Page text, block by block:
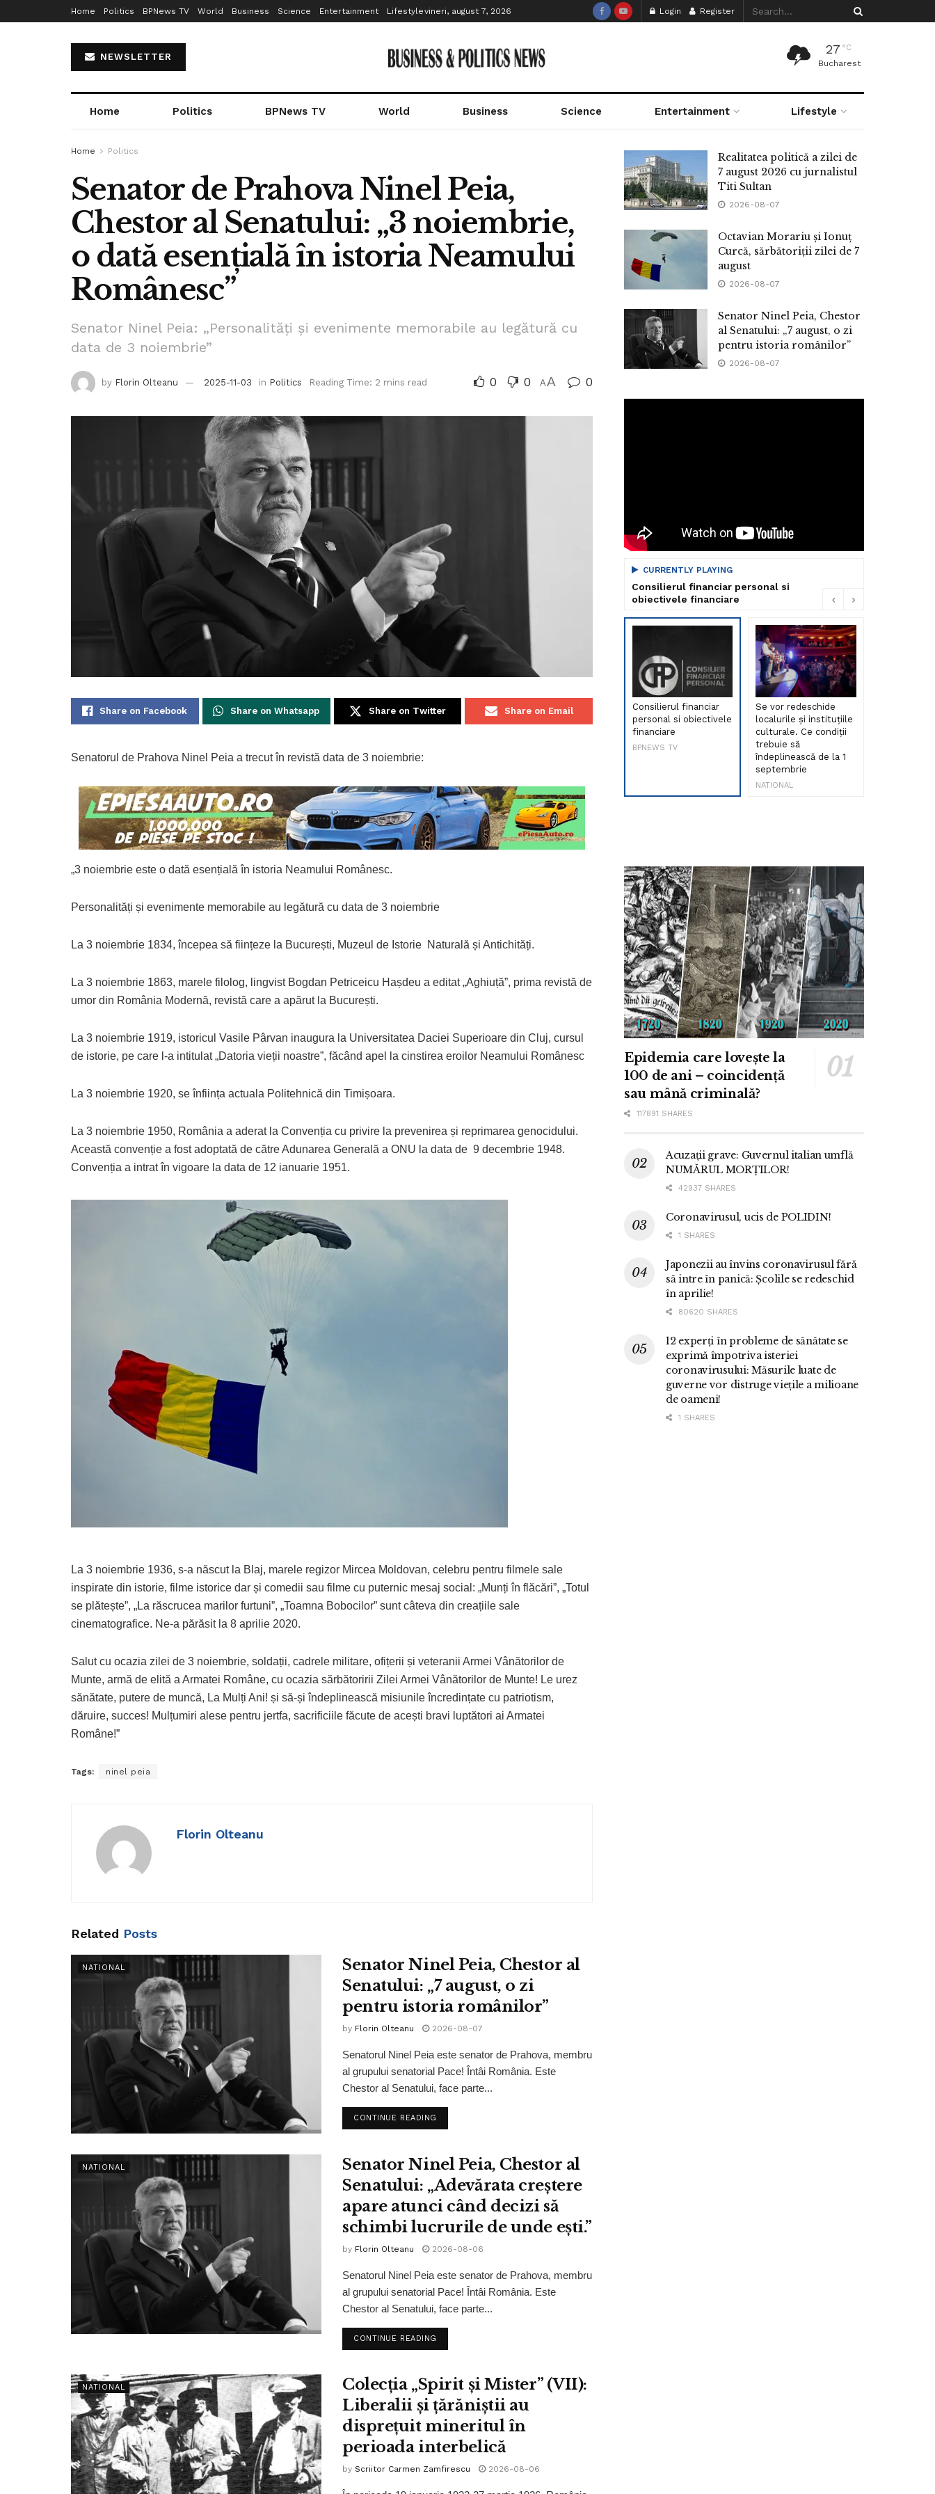
Home Politics BPNews TV World Business Science Entertainment Lifestylevineri, august 7, 2026 Login Register
NEWSLETTER
27 °C
Bucharest
Home Politics BPNews TV World Business Science Entertainment Lifestyle
Home Politics
Senator de Prahova Ninel Peia,
Chestor al Senatului: „3 noiembrie,
o dată esențială în istoria Neamului
Românesc”
Senator Ninel Peia: „Personalități și evenimente memorabile au legătură cu
data de 3 noiembrie”
by Florin Olteanu 2025-11-03 in Politics Reading Time: 2 mins read 0 0 AA 0
Share on Facebook Share on Whatsapp Share on Twitter Share on Email
Senatorul de Prahova Ninel Peia a trecut în revistă data de 3 noiembrie:
„3 noiembrie este o dată esențială în istoria Neamului Românesc.
Personalități și evenimente memorabile au legătură cu data de 3 noiembrie
La 3 noiembrie 1834, începea să ființeze la București, Muzeul de Istorie Naturală și Antichități.
La 3 noiembrie 1863, marele filolog, lingvist Bogdan Petriceicu Hașdeu a editat „Aghiuță”, prima revistă de
umor din România Modernă, revistă care a apărut la București.
La 3 noiembrie 1919, istoricul Vasile Pârvan inaugura la Universitatea Daciei Superioare din Cluj, cursul
de istorie, pe care l-a intitulat „Datoria vieții noastre”, făcând apel la cinstirea eroilor Neamului Românesc
La 3 noiembrie 1920, se înființa actuala Politehnică din Timișoara.
La 3 noiembrie 1950, România a aderat la Convenția cu privire la prevenirea și reprimarea genocidului.
Această convenție a fost adoptată de către Adunarea Generală a ONU la data de 9 decembrie 1948.
Convenția a intrat în vigoare la data de 12 ianuarie 1951.
La 3 noiembrie 1936, s-a născut la Blaj, marele regizor Mircea Moldovan, celebru pentru filmele sale
inspirate din istorie, filme istorice dar și comedii sau filme cu puternic mesaj social: „Munți în flăcări”, „Totul
se plătește”, „La răscrucea marilor furtuni”, „Toamna Bobocilor” sunt câteva din creațiile sale
cinematografice. Ne-a părăsit la 8 aprilie 2020.
Salut cu ocazia zilei de 3 noiembrie, soldații, cadrele militare, ofițerii și veteranii Armei Vânătorilor de
Munte, armă de elită a Armatei Române, cu ocazia sărbătoririi Zilei Armei Vânătorilor de Munte! Le urez
sănătate, putere de muncă, La Mulți Ani! și să-și îndeplinească misiunile încredințate cu patriotism,
dăruire, succes! Mulțumiri alese pentru jertfa, sacrificiile făcute de acești bravi luptători ai Armatei
Române!”
Tags: ninel peia
Florin Olteanu
Related Posts
NATIONAL
Senator Ninel Peia, Chestor al
Senatului: „7 august, o zi
pentru istoria românilor”
by Florin Olteanu 2026-08-07
Senatorul Ninel Peia este senator de Prahova, membru
al grupului senatorial Pace! Întâi România. Este
Chestor al Senatului, face parte...
CONTINUE READING
NATIONAL
Senator Ninel Peia, Chestor al
Senatului: „Adevărata creștere
apare atunci când decizi să
schimbi lucrurile de unde ești.”
by Florin Olteanu 2026-08-06
Senatorul Ninel Peia este senator de Prahova, membru
al grupului senatorial Pace! Întâi România. Este
Chestor al Senatului, face parte...
CONTINUE READING
NATIONAL
Colecția „Spirit și Mister” (VII):
Liberalii și țărăniștii au
disprețuit mineritul în
perioada interbelică
by Scriitor Carmen Zamfirescu 2026-08-06
Realitatea politică a zilei de
7 august 2026 cu jurnalistul
Titi Sultan
2026-08-07
Octavian Morariu și Ionuț
Curcă, sărbătoriții zilei de 7
august
2026-08-07
Senator Ninel Peia, Chestor
al Senatului: „7 august, o zi
pentru istoria românilor”
2026-08-07
CURRENTLY PLAYING
Consilierul financiar personal si
obiectivele financiare
Consilierul financiar
personal si obiectivele
financiare
BPNEWS TV
Se vor redeschide
localurile și instituțiile
culturale. Ce condiții
trebuie să
îndeplinească de la 1
septembrie
NATIONAL
Epidemia care lovește la
100 de ani – coincidență
sau mână criminală?
117891 SHARES
Acuzații grave: Guvernul italian umflă
NUMĂRUL MORȚILOR!
42937 SHARES
Coronavirusul, ucis de POLIDIN!
1 SHARES
Japonezii au învins coronavirusul fără
să intre în panică: Școlile se redeschid
în aprilie!
80620 SHARES
12 experți în probleme de sănătate se
exprimă împotriva isteriei
coronavirusului: Măsurile luate de
guverne vor distruge viețile a milioane
de oameni!
1 SHARES